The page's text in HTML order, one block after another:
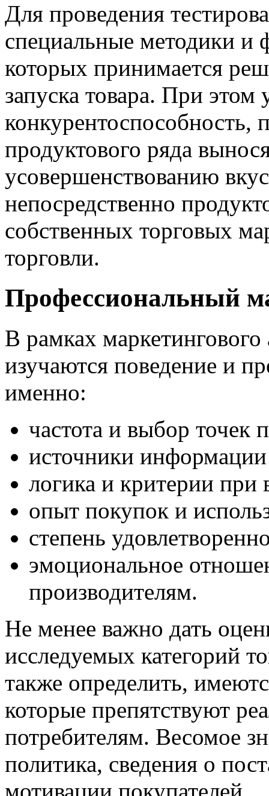
Для проведения
специальные методики и
которых принимается
запуска товара. При этом
конкурентоспособность,
продуктового ряда
усовершенствованию
непосредственно
собственных торговых
торговли.
Профессиональный
В рамках
изучаются поведение и
именно:
частота и выбор точек
источники информации
логика и критерии
опыт покупок и
степень
эмоциональное
производителям.
Не менее важно дать
исследуемых категорий
также определить,
которые препятствуют
потребителям. Весомое
политика, сведения о